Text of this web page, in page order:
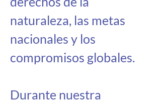
naturaleza, las metas
nacionales y los
compromisos globales.
Durante nuestra